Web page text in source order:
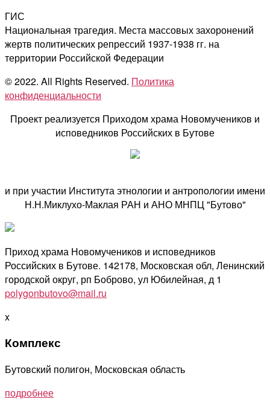
ГИС
Национальная трагедия. Места массовых захоронений
жертв политических репрессий 1937-1938 гг. на
территории Российской Федерации
© 2022. All Rights Reserved. Политика
конфиденциальности
Проект реализуется Приходом храма Новомучеников и
исповедников Российских в Бутове
и при участии Института этнологии и антропологии имени
Н.Н.Миклухо-Маклая РАН и АНО МНПЦ "Бутово"
Приход храма Новомучеников и исповедников
Российских в Бутове. 142178, Московская обл, Ленинский
городской округ, рп Боброво, ул Юбилейная, д 1
polygonbutovo@mail.ru
x
Комплекс
Бутовский полигон, Московская область
подробнее